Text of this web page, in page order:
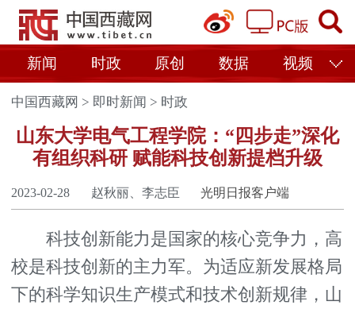
新闻 时政 原创 数据 视频
中国西藏网 > 即时新闻 > 时政
山东大学电气工程学院：“四步走”深化
有组织科研 赋能科技创新提档升级
2023-02-28 赵秋丽、李志臣 光明日报客户端
科技创新能力是国家的核心竞争力，高
校是科技创新的主力军。为适应新发展格局
下的科学知识生产模式和技术创新规律，山